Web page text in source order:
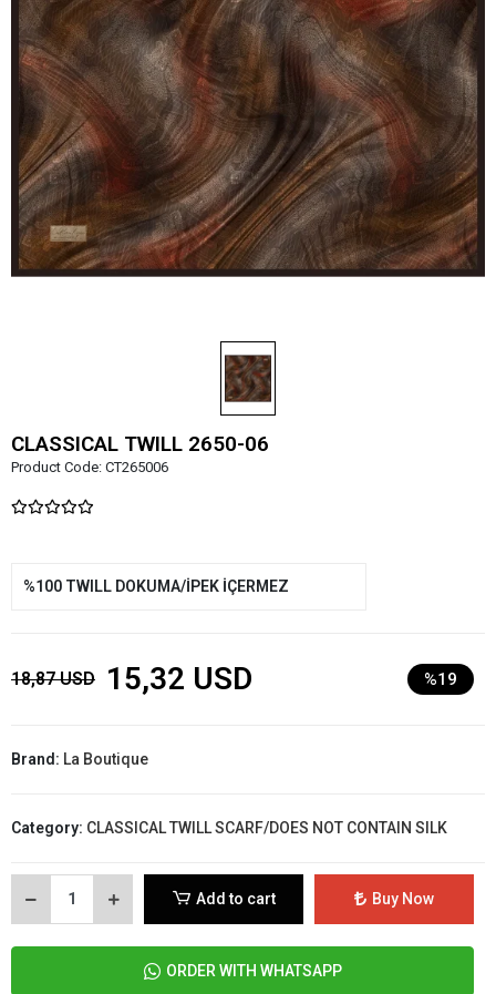
CLASSICAL TWILL 2650-06
Product Code: CT265006
%100 TWILL DOKUMA/İPEK İÇERMEZ
18,87 USD 15,32 USD %19
Brand: La Boutique
Category: CLASSICAL TWILL SCARF/DOES NOT CONTAIN SILK
Add to cart Buy Now
ORDER WITH WHATSAPP